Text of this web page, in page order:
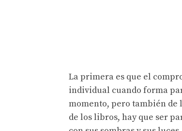
La primera es que el
individual cuando forma
momento, pero también de
de los libros, hay que ser